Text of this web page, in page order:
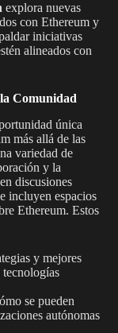
explora nuevas
con Ethereum y
iniciativas
alineados con
Comunidad
única
más allá de las
variedad de
y la
discusiones
incluyen espacios
Ethereum. Estos
y mejores
tecnologías
se pueden
autónomas